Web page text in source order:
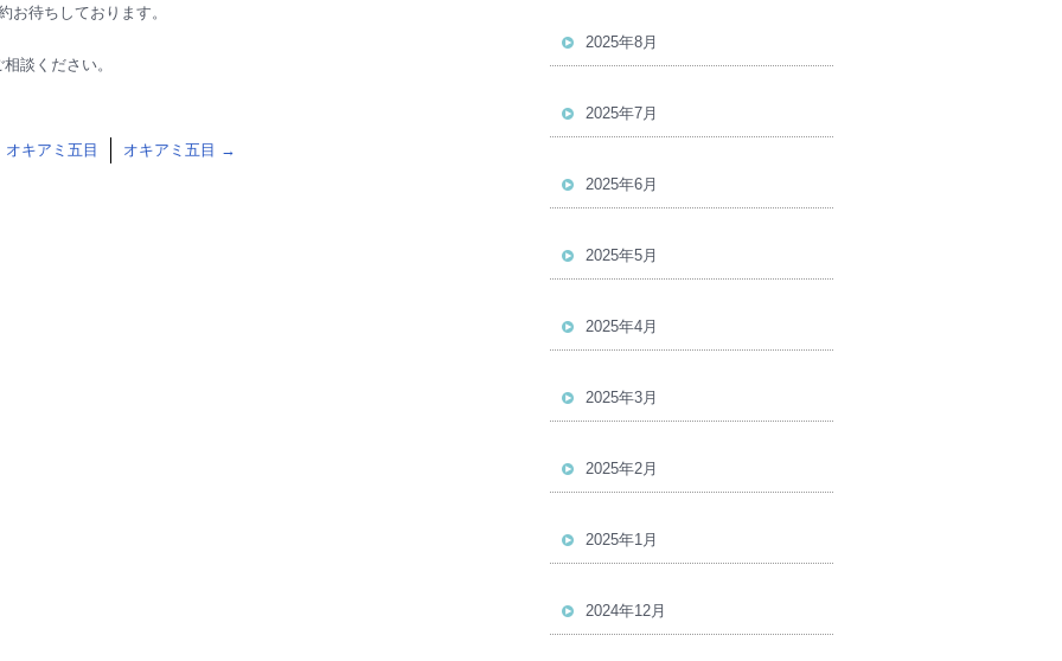
お待ちしております。
談ください。
オキアミ五目 オキアミ五目 →
2025年8月
2025年7月
2025年6月
2025年5月
2025年4月
2025年3月
2025年2月
2025年1月
2024年12月